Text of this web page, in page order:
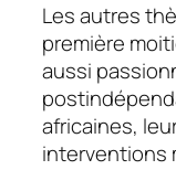
Les autres
première
aussi
africaines,
interventions